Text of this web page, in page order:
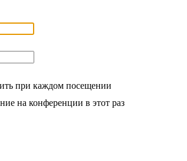
при каждом посещении
на конференции в этот раз